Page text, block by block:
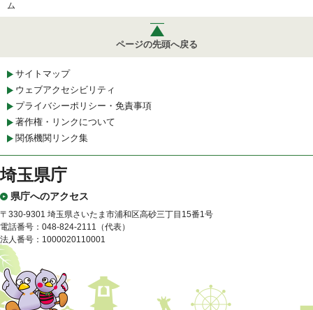
ム
ページの先頭へ戻る
サイトマップ
ウェブアクセシビリティ
プライバシーポリシー・免責事項
著作権・リンクについて
関係機関リンク集
埼玉県庁
県庁へのアクセス
〒330-9301 埼玉県さいたま市浦和区高砂三丁目15番1号
電話番号：048-824-2111（代表）
法人番号：1000020110001